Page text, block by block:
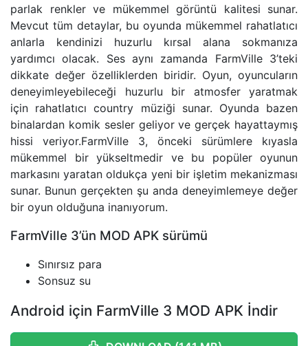
parlak renkler ve mükemmel görüntü kalitesi sunar.
Mevcut tüm detaylar, bu oyunda mükemmel rahatlatıcı
anlarla kendinizi huzurlu kırsal alana sokmanıza
yardımcı olacak. Ses aynı zamanda FarmVille 3’teki
dikkate değer özelliklerden biridir. Oyun, oyuncuların
deneyimleyebileceği huzurlu bir atmosfer yaratmak
için rahatlatıcı country müziği sunar. Oyunda bazen
binalardan komik sesler geliyor ve gerçek hayattaymış
hissi veriyor.FarmVille 3, önceki sürümlere kıyasla
mükemmel bir yükseltmedir ve bu popüler oyunun
markasını yaratan oldukça yeni bir işletim mekanizması
sunar. Bunun gerçekten şu anda deneyimlemeye değer
bir oyun olduğuna inanıyorum.
FarmVille 3’ün MOD APK sürümü
Sınırsız para
Sonsuz su
Android için FarmVille 3 MOD APK İndir